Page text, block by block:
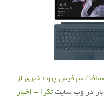
سرفیس پرو ؛ خبری از
بار در وب سایتتکرا - اخبار